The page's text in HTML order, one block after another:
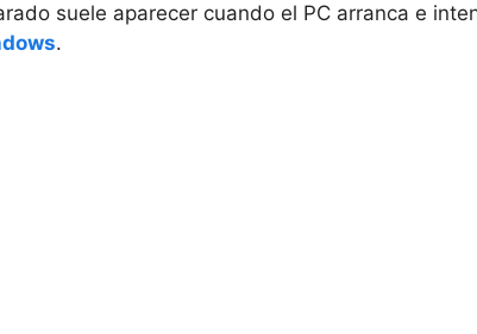
suele aparecer cuando el PC arranca e
.